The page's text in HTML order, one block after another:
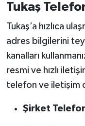
Tukaş
Tukaş’a hızlıca
adres bilgilerini
kanalları
resmi ve hızlı
telefon ve iletişim
Şirket